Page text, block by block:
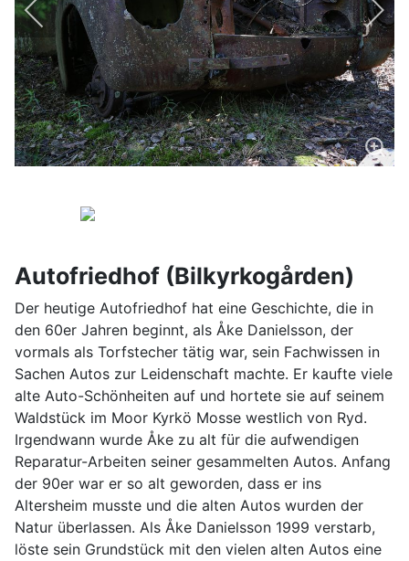
Autofriedhof (Bilkyrkogården)
Der heutige Autofriedhof hat eine Geschichte, die in
den 60er Jahren beginnt, als Åke Danielsson, der
vormals als Torfstecher tätig war, sein Fachwissen in
Sachen Autos zur Leidenschaft machte. Er kaufte viele
alte Auto-Schönheiten auf und hortete sie auf seinem
Waldstück im Moor Kyrkö Mosse westlich von Ryd.
Irgendwann wurde Åke zu alt für die aufwendigen
Reparatur-Arbeiten seiner gesammelten Autos. Anfang
der 90er war er so alt geworden, dass er ins
Altersheim musste und die alten Autos wurden der
Natur überlassen. Als Åke Danielsson 1999 verstarb,
löste sein Grundstück mit den vielen alten Autos eine